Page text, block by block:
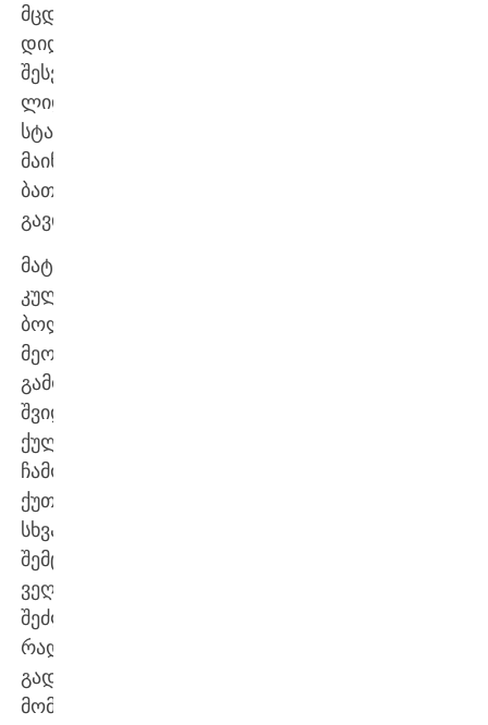
მცდელობისა,
დიდ
შესვენებაზე
ლიდერის
სტატუსით
მაინც
ბათუმელები
გავიდნენ.
მატჩის
კულმინაცია
ბოლო
მეოთხედი
გამოდგა,
შვიდი
ქულით
ჩამორჩენილმა
ქუთაისმა
სხვაობის
შემცირება
ვეღარ
შეძლო,
რადგან
გადამწყვეტ
მომენტში